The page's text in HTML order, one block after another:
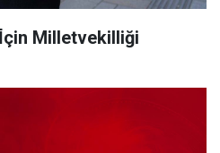
Milletvekilliği